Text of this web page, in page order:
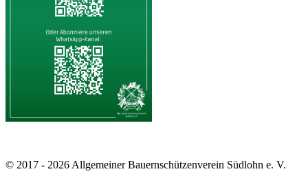
© 2017 - 2026 Allgemeiner Bauernschützenverein Südlohn e. V.